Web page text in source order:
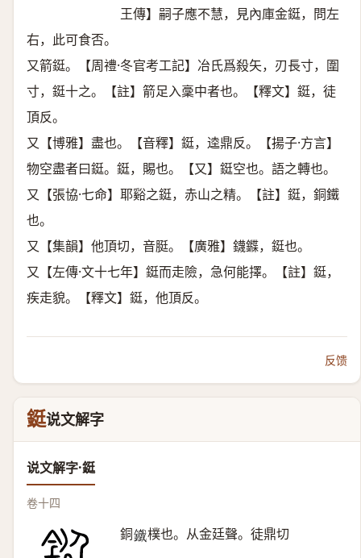
王傳】嗣子應不慧，見內庫金鋌，問左
右，此可食否。
又箭鋌。【周禮·冬官考工記】冶氏爲殺矢，刃長寸，圍
寸，鋌十之。【註】箭足入稾中者也。【釋文】鋌，徒
頂反。
又【博雅】盡也。【音釋】鋌，逵鼎反。【揚子·方言】
物空盡者曰鋌。鋌，賜也。【又】鋌空也。語之轉也。
又【張協·七命】耶谿之鋌，赤山之精。【註】鋌，銅鐵
也。
又【集韻】他頂切，音脡。【廣雅】鑖䥡，鋌也。
又【左傳·文十七年】鋌而走險，急何能擇。【註】鋌，
疾走貌。【釋文】鋌，他頂反。
反馈
鋌说文解字
说文解字·鋌
卷十四
銅𨮯 樸也。从金廷聲。徒鼎切